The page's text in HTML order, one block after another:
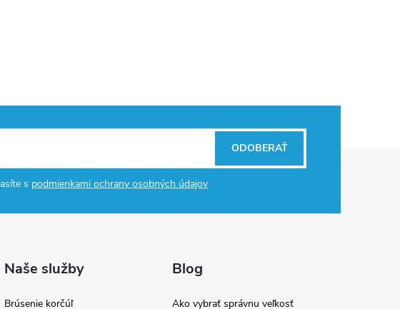
s podmienkami ochrany osobných údajov
ODOBERAŤ
Naše služby
Brúsenie korčúľ
Blog
Ako vybrať správnu veľkosť